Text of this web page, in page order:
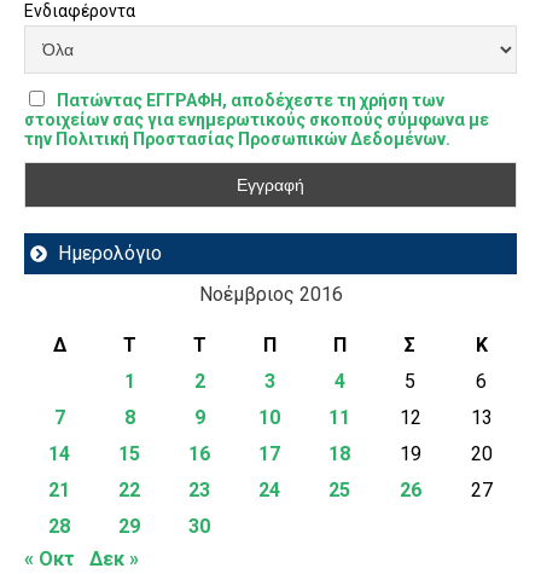
Ενδιαφέροντα
Πατώντας ΕΓΓΡΑΦΗ, αποδέχεστε τη χρήση των
στοιχείων σας για ενημερωτικούς σκοπούς σύμφωνα με
την Πολιτική Προστασίας Προσωπικών Δεδομένων.
Ημερολόγιο
Νοέμβριος 2016
Δ Τ Τ Π Π Σ
Κ
1
2 3 4 5
6
7
8 9 10 11 12
13
14
15 16 17 18 19
20
21
22 23 24 25 26
27
28
29
30
« Οκτ
Δεκ »